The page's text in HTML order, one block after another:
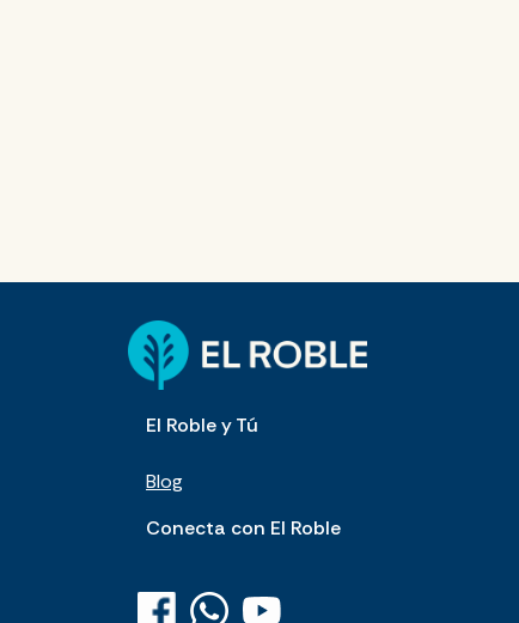
El Roble y Tú
Blog
Conecta con El Roble